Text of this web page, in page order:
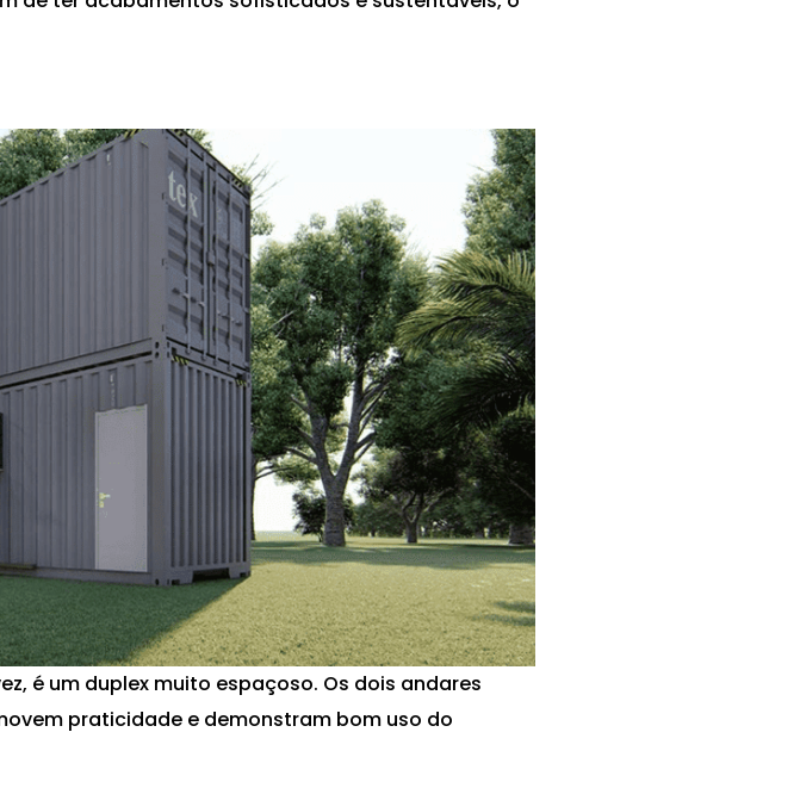
é um duplex muito espaçoso. Os dois andares
praticidade e demonstram bom uso do